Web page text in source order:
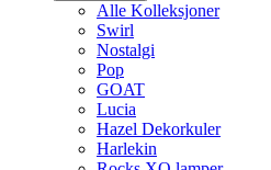
Alle Kolleksjoner
Swirl
Nostalgi
Pop
GOAT
Lucia
Hazel Dekorkuler
Harlekin